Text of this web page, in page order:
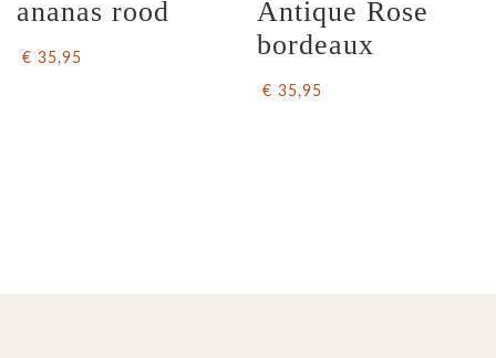
ananas rood
€ 35,95
Antique Rose
bordeaux
€ 35,95